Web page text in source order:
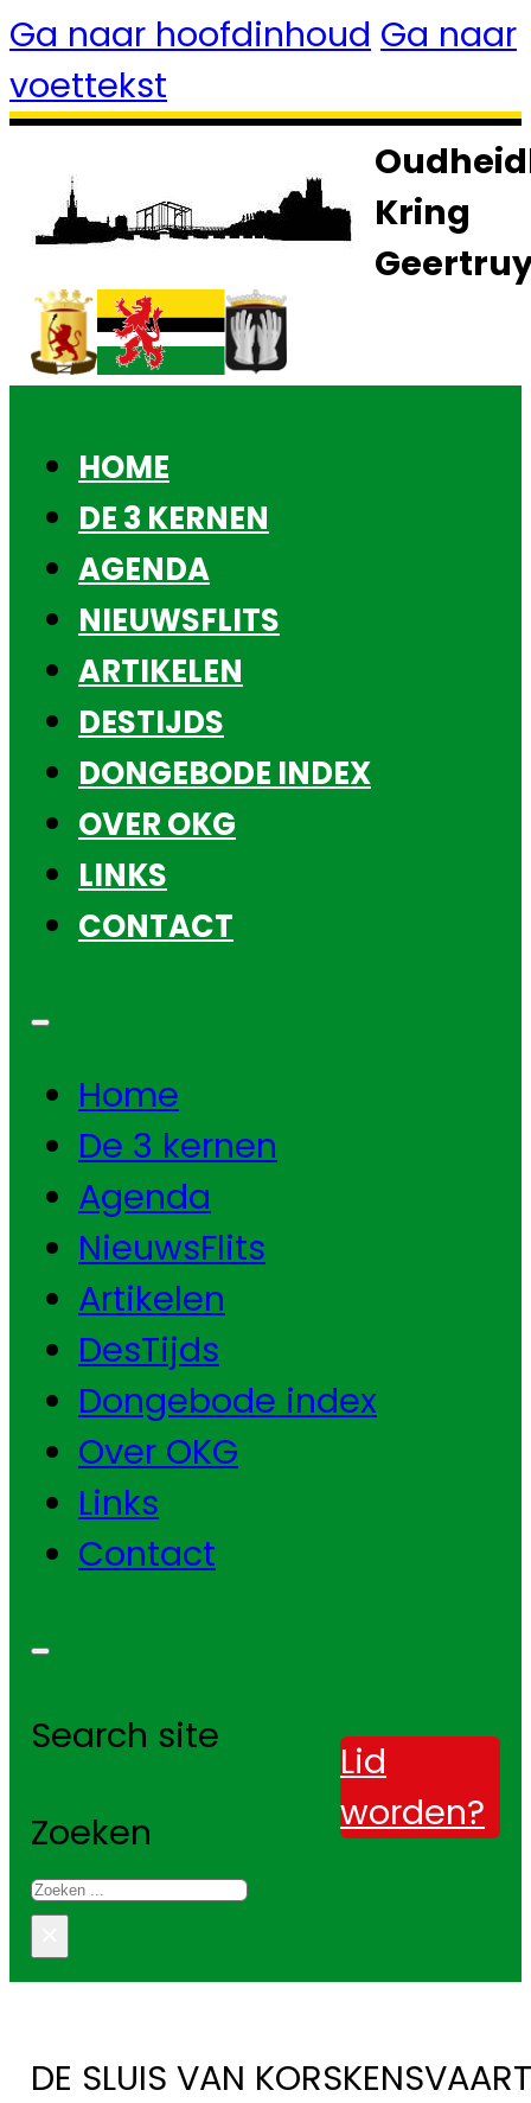
Ga naar hoofdinhoud Ga naar
voettekst
Kring
HOME
DE 3 KERNEN
AGENDA
NIEUWSFLITS
ARTIKELEN
DESTIJDS
DONGEBODE INDEX
OVER OKG
LINKS
CONTACT
Home
De 3 kernen
Agenda
NieuwsFlits
Artikelen
DesTijds
Dongebode index
Over OKG
Links
Contact
Search site
Zoeken
Lid
worden?
DE SLUIS VAN